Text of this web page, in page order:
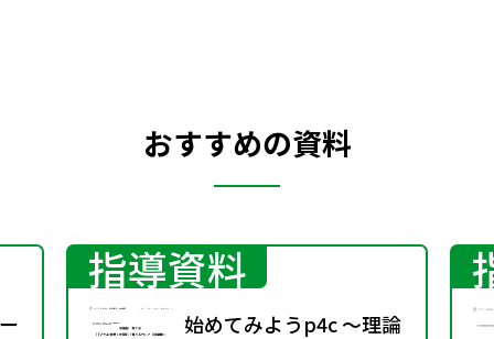
おすすめの資料
指導資料
始めてみようp4c ～理論